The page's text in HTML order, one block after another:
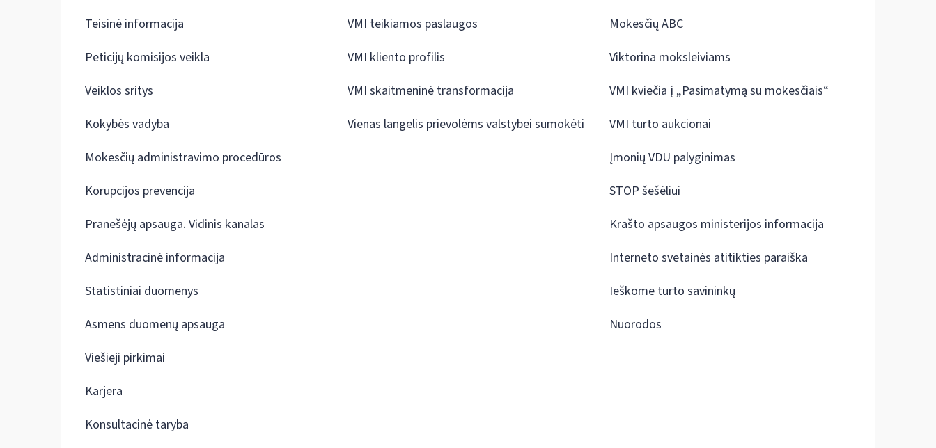
Teisinė informacija
Peticijų komisijos veikla
Veiklos sritys
Kokybės vadyba
Mokesčių administravimo procedūros
Korupcijos prevencija
Pranešėjų apsauga. Vidinis kanalas
Administracinė informacija
Statistiniai duomenys
Asmens duomenų apsauga
Viešieji pirkimai
Karjera
Konsultacinė taryba
VMI teikiamos paslaugos
VMI kliento profilis
VMI skaitmeninė transformacija
Vienas langelis prievolėms valstybei sumokėti
Mokesčių ABC
Viktorina moksleiviams
VMI kviečia į „Pasimatymą su mokesčiais“
VMI turto aukcionai
Įmonių VDU palyginimas
STOP šešėliui
Krašto apsaugos ministerijos informacija
Interneto svetainės atitikties paraiška
Ieškome turto savininkų
Nuorodos